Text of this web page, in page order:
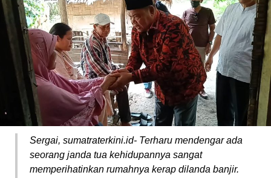
Sergai, sumatraterkini.id- Terharu mendengar ada
seorang janda tua kehidupannya sangat
memperihatinkan rumahnya kerap dilanda banjir.